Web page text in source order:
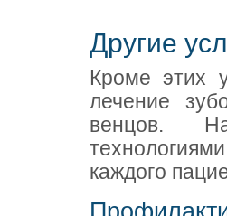
Другие
Кроме этих
лечение
венцов.
каждого